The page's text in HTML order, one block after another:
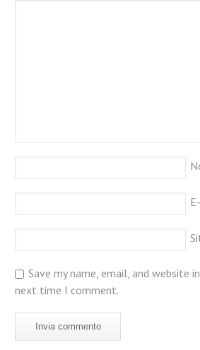
Save my name, email, and website
next time I comment.